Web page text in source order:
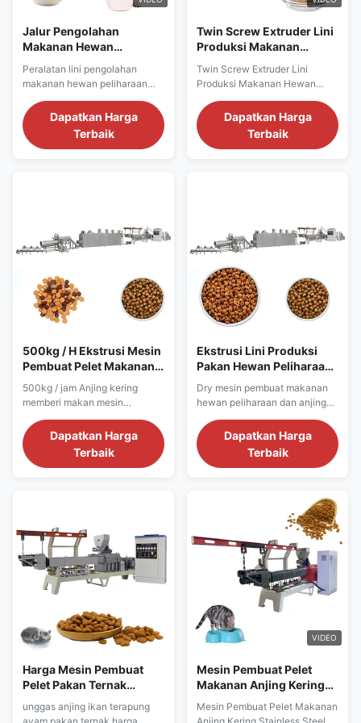
Jalur Pengolahan
Makanan Hewan
Produksi Makanan Anjing
Peralatan lini pengolahan
makanan hewan peliharaan
anjing Deskripsi Produk
Peralatan lini pengolahan
makanan hewan peliharaan
Dapatkan Harga
Terbaik
Twin Screw Extruder Lini
Produksi Makanan
Otomatis
Twin Screw Extruder Lini
Produksi Makanan Hewan
Pembuat Makanan Anjing
Deskripsi Produk Paling
populerTwin Screw Extruder
Dapatkan Harga
Terbaik
500kg / H Ekstrusi Mesin
Pembuat Pelet Makanan
Anjing Kering
500kg / jam Anjing kering
memberi makan mesin
tanaman Mesin makanan
anjing dapat digunakan untuk
produksi semua jenis makanan
pelanggan pada bentuk produk
yang mereka ...
Dapatkan Harga
Terbaik
Ekstrusi Lini Produksi
Pakan Hewan Peliharaan
Kering Food Grade
Stainless Steel
Dry mesin pembuat makanan
hewan peliharaan dan anjing
pakan anjing mesin makanan
hewan Deskripsi Produk Mesin
makanan anjing dapat
kami akan merancang cetakan
untuk membuat bentuk yang
berbeda sesuai dengan
kebutuhan ...
Dapatkan Harga
Terbaik
Harga Mesin Pembuat
Pelet Pakan Ternak
Anjing Unggas Ikan
Terapung Ikan Ikan
unggas anjing ikan terapung
VIDEO
Mesin Pembuat Pelet
Makanan Anjing Kering
Stainless Steel 201
Mesin Pembuat Pelet Makanan